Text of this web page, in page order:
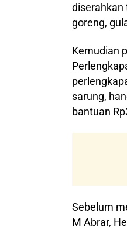
diserahkan
goreng,
Kemudian
sarung,
bantuan
Sebelum
M Abrar,